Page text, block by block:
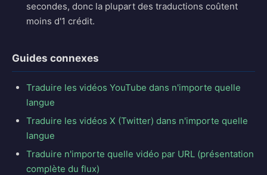
secondes, donc la plupart des traductions coûtent
moins d'1 crédit.
Guides connexes
Traduire les vidéos YouTube dans n'importe quelle
langue
Traduire les vidéos X (Twitter) dans n'importe quelle
langue
Traduire n'importe quelle vidéo par URL (présentation
complète du flux)